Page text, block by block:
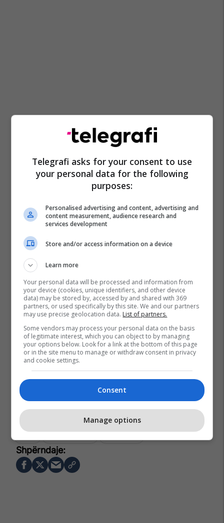
Telegrafi asks for your consent to use
your personal data for the following
purposes:
Personalised advertising and content, advertising and
content measurement, audience research and
services development
Store and/or access information on a device
Learn more
Your personal data will be processed and information from
your device (cookies, unique identifiers, and other device
data) may be stored by, accessed by and shared with 369
partners, or used specifically by this site. We and our partners
may use precise geolocation data. List of partners.
Some vendors may process your personal data on the basis
of legitimate interest, which you can object to by managing
your options below. Look for a link at the bottom of this page
or in the site menu to manage or withdraw consent in privacy
and cookie settings.
Consent
Manage options